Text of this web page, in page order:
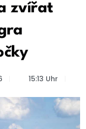
zvířat
15:13 Uhr